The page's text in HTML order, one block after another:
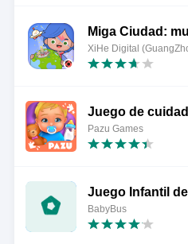
Miga Ciudad:
XiHe Digital
Juego de
Pazu Games
Juego Infantil
BabyBus